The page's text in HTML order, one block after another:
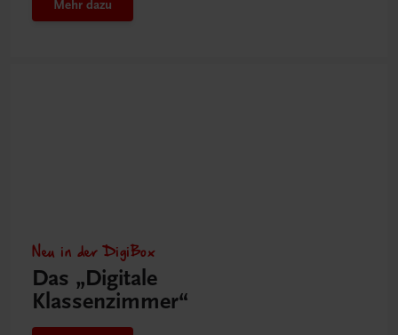
Mehr dazu
Neu in der DigiBox
Das „Digitale
Klassenzimmer“